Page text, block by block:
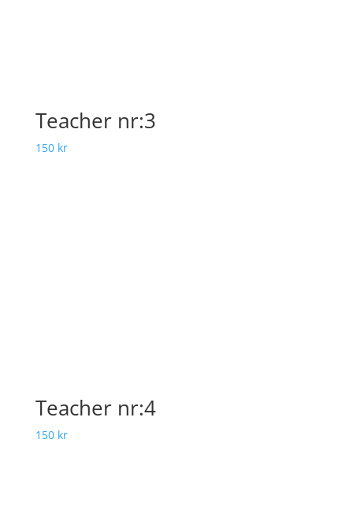
Teacher nr:3
150 kr
Teacher nr:4
150 kr